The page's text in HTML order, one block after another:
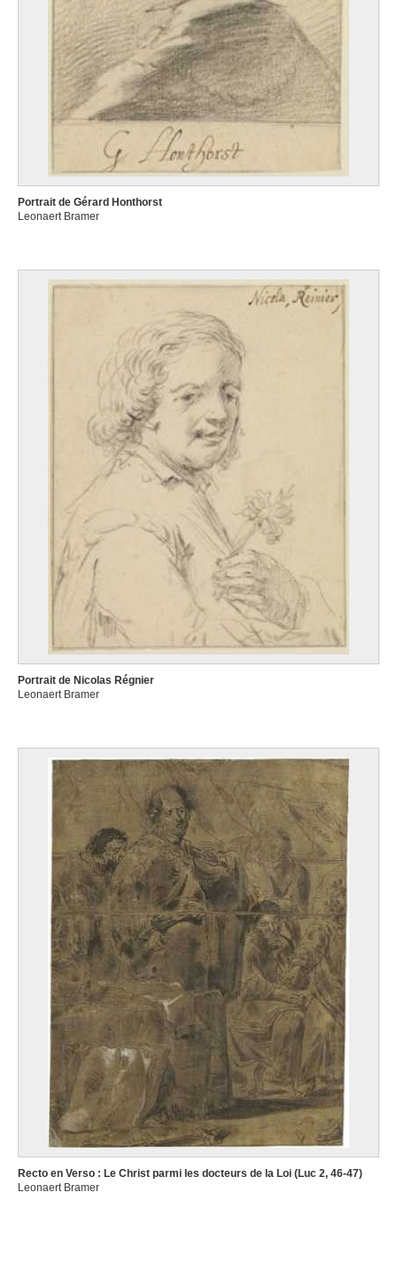
Portrait de Gérard Honthorst
Leonaert Bramer
Portrait de Nicolas Régnier
Leonaert Bramer
Recto en Verso : Le Christ parmi les docteurs de la Loi (Luc 2, 46-47)
Leonaert Bramer